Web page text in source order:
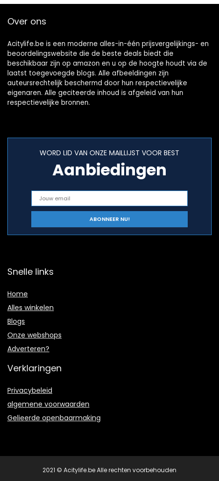
Over ons
Acitylife.be is een moderne alles-in-één prijsvergelijkings- en
beoordelingswebsite die de beste deals biedt die
beschikbaar zijn op amazon en u op de hoogte houdt via de
laatst toegevoegde blogs. Alle afbeeldingen zijn
auteursrechtelijk beschermd door hun respectievelijke
eigenaren. Alle geciteerde inhoud is afgeleid van hun
respectievelijke bronnen.
WORD LID VAN ONZE MAILLIJST VOOR BEST
Aanbiedingen
Snelle links
Home
Alles winkelen
Blogs
Onze webshops
Adverteren?
Verklaringen
Privacybeleid
algemene voorwaarden
Gelieerde openbaarmaking
2021 © Acitylife.be Alle rechten voorbehouden